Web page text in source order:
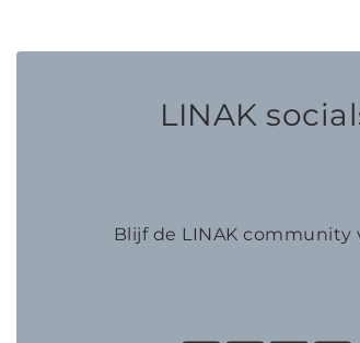
LINAK
Blijf de LINAK community